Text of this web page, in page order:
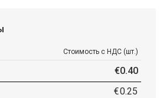
Стоимость с НДС (шт.)
€0.40
€0.25